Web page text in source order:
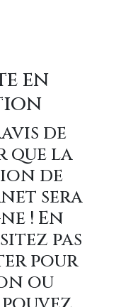
en
de
que la
de
sera
! En
pas
pour
ou